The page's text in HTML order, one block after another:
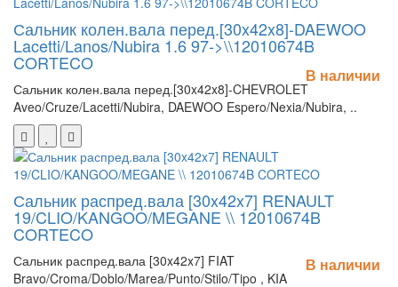
Сальник колен.вала перед.[30x42x8]-DAEWOO
Lacetti/Lanos/Nubira 1.6 97->\\12010674B
CORTECO
Сальник колен.вала перед.[30x42x8]-CHEVROLET
Aveo/Cruze/Lacetti/Nubira, DAEWOO Espero/Nexia/Nubira, ..
В наличии
Сальник распред.вала [30x42x7] RENAULT
19/CLIO/KANGOO/MEGANE \\ 12010674B
CORTECO
Сальник распред.вала [30x42x7] FIAT
Bravo/Croma/Doblo/Marea/Punto/Stilo/Tipo , KIA
В наличии